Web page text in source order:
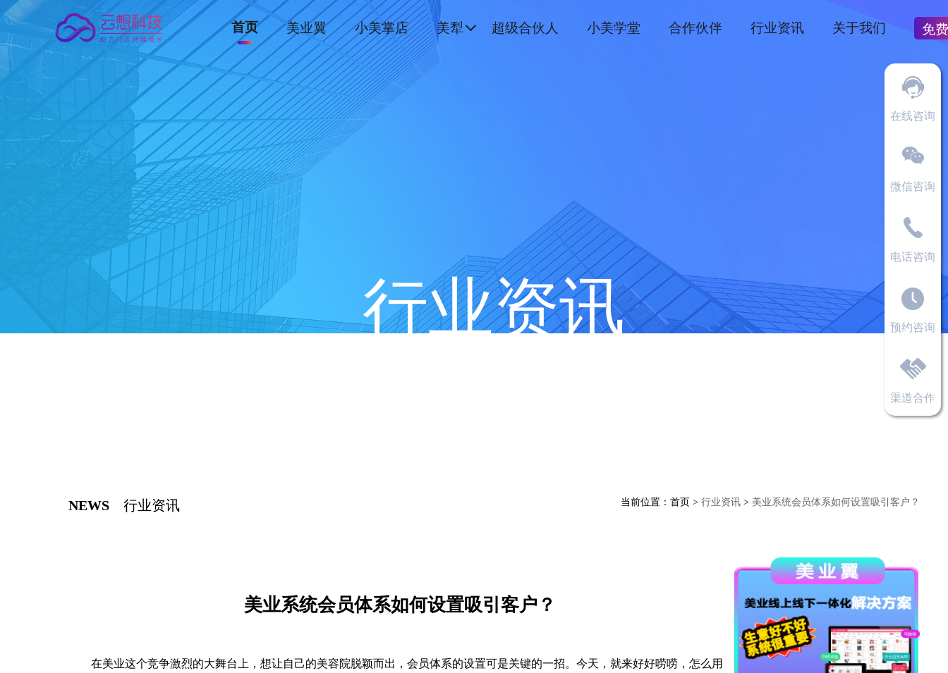
首页 美业翼 小美掌店 美犁 超级合伙人 小美学堂 合作伙伴 行业资讯 关于我们 免
行业资讯
NEWS 行业资讯 当前位置： 首页 > 行业资讯> 美业系统会员体系如何设置吸引客户？
美业系统会员体系如何设置吸引客户？
在美业这个竞争激烈的大舞台上，想让自己的美容院脱颖而出，会员体系的设置可是关键的一招。今天，就来好好唠唠，怎么用
在线咨询
微信咨询
电话咨询
预约咨询
渠道合作